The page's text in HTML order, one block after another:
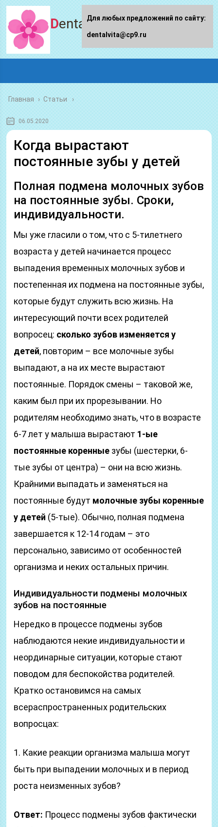
Dentalvita.ru
Главная › Статьи
06.05.2020
Когда вырастают
постоянные зубы у детей
Полная подмена молочных зубов
на постоянные зубы. Сроки,
индивидуальности.
Мы уже гласили о том, что с 5-тилетнего
возраста у детей начинается процесс
выпадения временных молочных зубов и
постепенная их подмена на постоянные зубы,
которые будут служить всю жизнь. На
интересующий почти всех родителей
вопросец: сколько зубов изменяется у
детей, повторим – все молочные зубы
выпадают, а на их месте вырастают
постоянные. Порядок смены – таковой же,
каким был при их прорезывании. Но
родителям необходимо знать, что в возрасте
6-7 лет у малыша вырастают 1-ые
постоянные коренные зубы (шестерки, 6-
тые зубы от центра) – они на всю жизнь.
Крайними выпадать и заменяться на
постоянные будут молочные зубы коренные
у детей (5-тые). Обычно, полная подмена
завершается к 12-14 годам – это
персонально, зависимо от особенностей
организма и неких остальных причин.
Индивидуальности подмены молочных
зубов на постоянные
Нередко в процессе подмены зубов
наблюдаются некие индивидуальности и
неординарные ситуации, которые стают
поводом для беспокойства родителей.
Кратко остановимся на самых
всераспространенных родительских
вопросцах:
1. Какие реакции организма малыша могут
быть при выпадении молочных и в период
роста неизменных зубов?
Ответ: Процесс подмены зубов фактически
Для любых предложений по сайту:
dentalvita@cp9.ru